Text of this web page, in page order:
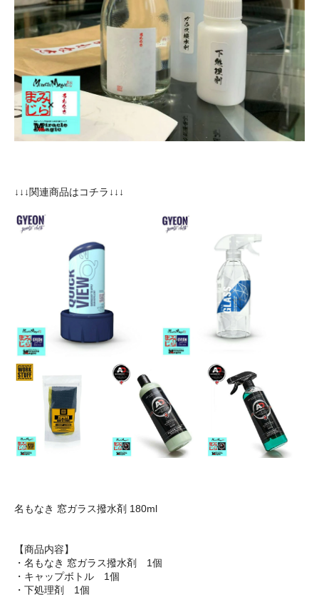
↓↓↓関連商品はコチラ↓↓↓
名もなき 窓ガラス撥水剤 180ml
【商品内容】
・名もなき 窓ガラス撥水剤 1個
・キャップボトル 1個
・下処理剤 1個